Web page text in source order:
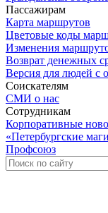
Пассажирам
Карта маршрутов
Цветовые коды
Изменения
Возврат денежных
Версия для людей с
Соискателям
СМИ о нас
Сотрудникам
Корпоративные
«Петербургские
Профсоюз